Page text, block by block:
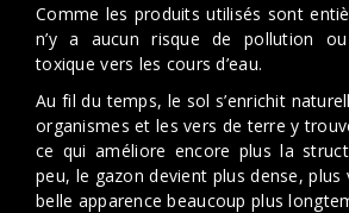
Comme les produits utilisés sont
n’y a aucun risque de pollution
toxique vers les cours d’eau.
Au fil du temps, le sol s’enrichit
organismes et les vers de terre y
ce qui améliore encore plus la
peu, le gazon devient plus dense,
belle apparence beaucoup plus